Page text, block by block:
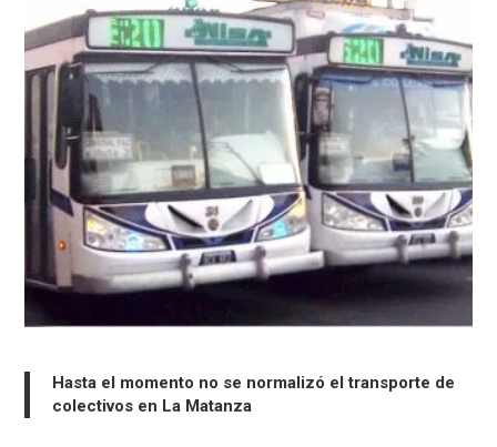
Hasta el momento no se normalizó el transporte de
colectivos en La Matanza